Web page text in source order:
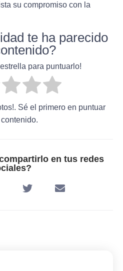
su compromiso con la
te ha parecido
para puntuarlo!
Sé el primero en puntuar
en tus redes